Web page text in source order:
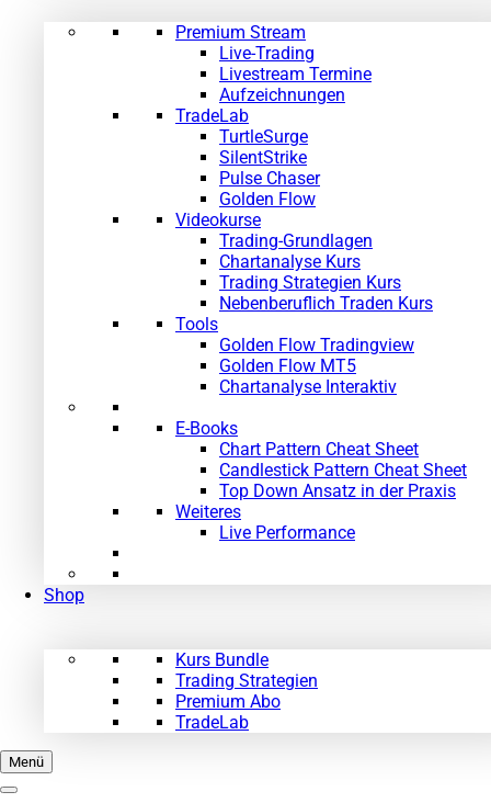
Premium Stream
Live-Trading
Livestream Termine
Aufzeichnungen
TradeLab
TurtleSurge
SilentStrike
Pulse Chaser
Golden Flow
Videokurse
Trading-Grundlagen
Chartanalyse Kurs
Trading Strategien Kurs
Nebenberuflich Traden Kurs
Tools
Golden Flow Tradingview
Golden Flow MT5
Chartanalyse Interaktiv
E-Books
Chart Pattern Cheat Sheet
Candlestick Pattern Cheat Sheet
Top Down Ansatz in der Praxis
Weiteres
Live Performance
Shop
Kurs Bundle
Trading Strategien
Premium Abo
TradeLab
Menü